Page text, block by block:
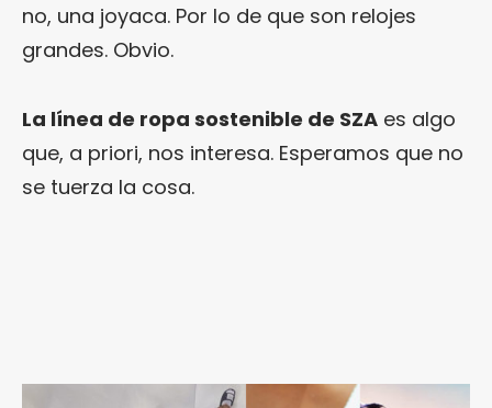
no, una joyaca. Por lo de que son relojes
grandes. Obvio.
La línea de ropa sostenible de SZA es algo
que, a priori, nos interesa. Esperamos que no
se tuerza la cosa.